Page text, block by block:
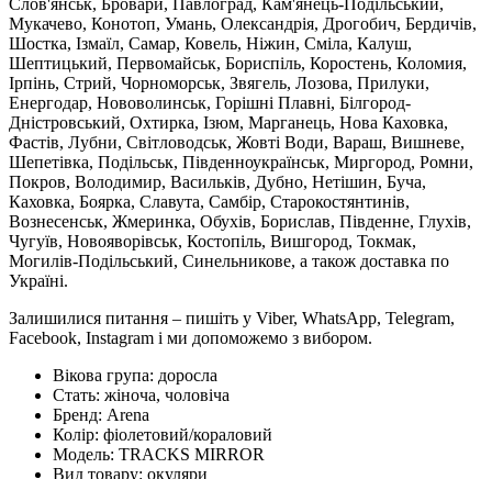
Слов'янськ, Бровари, Павлоград, Кам'янець-Подільський,
Мукачево, Конотоп, Умань, Олександрія, Дрогобич, Бердичів,
Шостка, Ізмаїл, Самар, Ковель, Ніжин, Сміла, Калуш,
Шептицький, Первомайськ, Бориспіль, Коростень, Коломия,
Ірпінь, Стрий, Чорноморськ, Звягель, Лозова, Прилуки,
Енергодар, Нововолинськ, Горішні Плавні, Білгород-
Дністровський, Охтирка, Ізюм, Марганець, Нова Каховка,
Фастів, Лубни, Світловодськ, Жовті Води, Вараш, Вишневе,
Шепетівка, Подільськ, Південноукраїнськ, Миргород, Ромни,
Покров, Володимир, Васильків, Дубно, Нетішин, Буча,
Каховка, Боярка, Славута, Самбір, Старокостянтинів,
Вознесенськ, Жмеринка, Обухів, Борислав, Південне, Глухів,
Чугуїв, Новояворівськ, Костопіль, Вишгород, Токмак,
Могилів-Подільський, Синельникове, а також доставка по
Україні.
Залишилися питання – пишіть у Viber, WhatsApp, Telegram,
Facebook, Instagram і ми допоможемо з вибором.
Вікова група: доросла
Стать: жіноча, чоловіча
Бренд: Arena
Колір: фіолетовий/кораловий
Модель: TRACKS MIRROR
Вид товару: окуляри